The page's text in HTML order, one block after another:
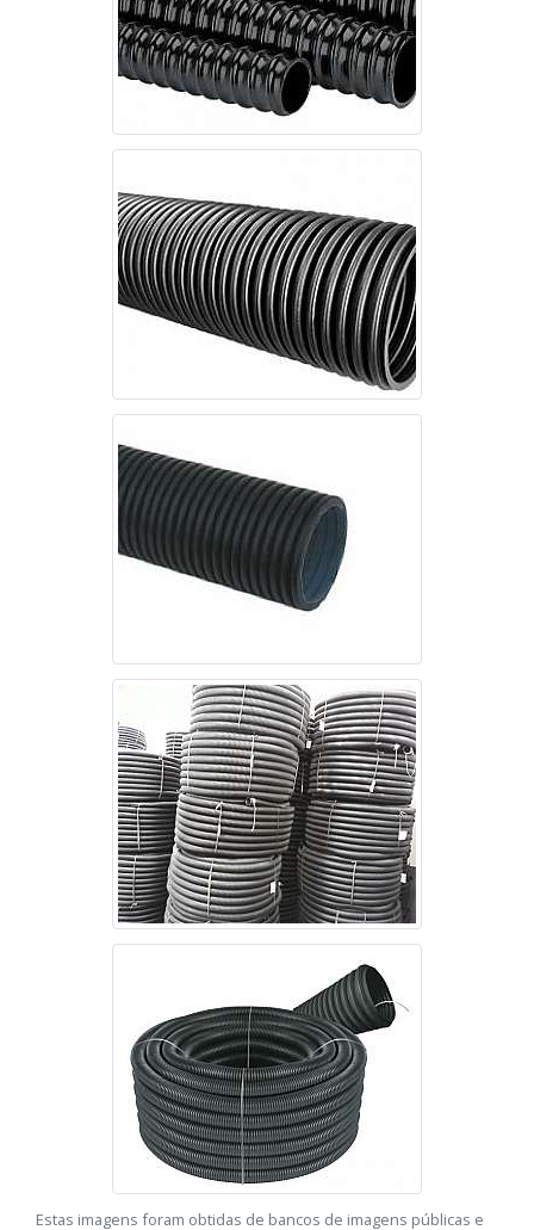
Estas imagens foram obtidas de bancos de imagens públicas e